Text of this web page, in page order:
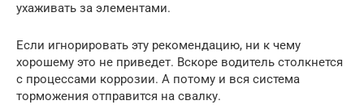
ухаживать за элементами.
Если игнорировать эту рекомендацию, ни к чему
хорошему это не приведет. Вскоре водитель столкнется
с процессами коррозии. А потому и вся система
торможения отправится на свалку.